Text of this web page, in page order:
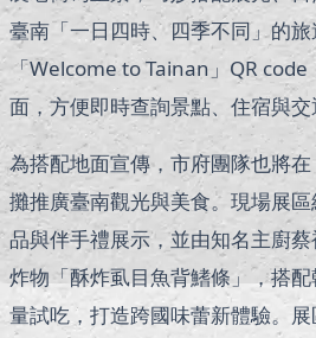
臺南「一日四時、四季不同」的
「Welcome to Tainan」QR
面，方便即時查詢景點、住宿與交
為搭配地面宣傳，市府團隊也將
攤推廣臺南觀光與美食。現場展
品與伴手禮展示，並由知名主廚
炸物「酥炸虱目魚背鰭條」，搭
量試吃，打造跨國味蕾新體驗。展